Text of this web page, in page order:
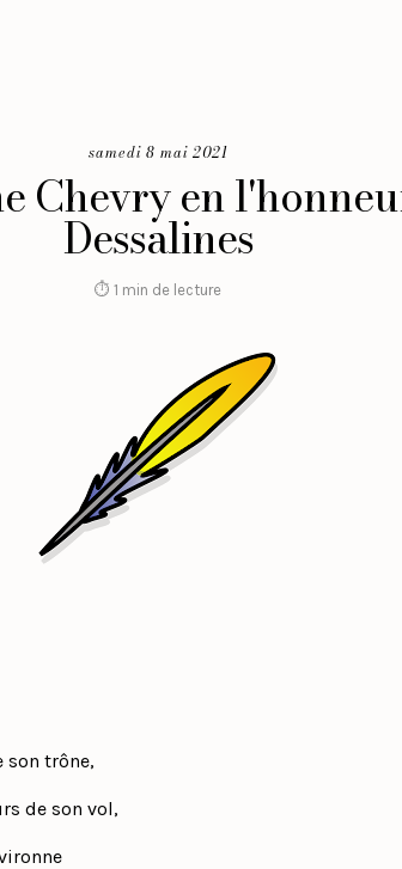
samedi 8 mai 2021
Chevry en
Dessalines
⏱ 1 min de lecture
son trône,
de son vol,